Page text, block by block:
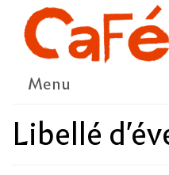
Menu
LE PROJET
Libellé